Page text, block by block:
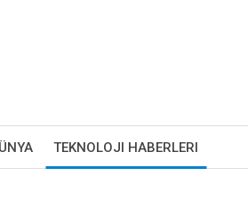
TEKNOLOJI HABERLERI